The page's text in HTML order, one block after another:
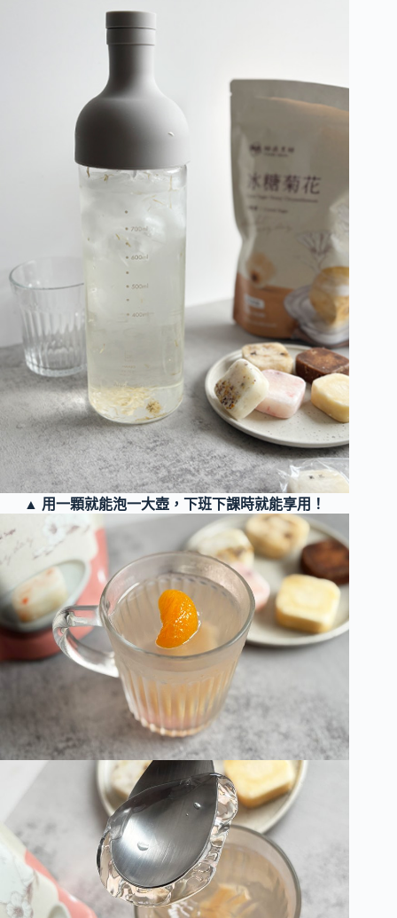
▲ 用一顆就能泡一大壺，下班下課時就能享用！